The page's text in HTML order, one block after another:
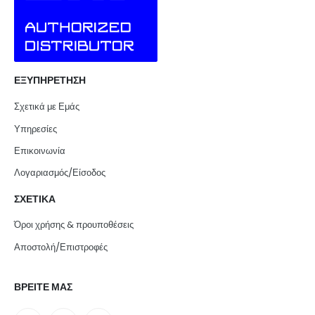
ΕΞΥΠΗΡΕΤΗΣΗ
Σχετικά με Εμάς
Υπηρεσίες
Επικοινωνία
Λογαριασμός/Είσοδος
ΣΧΕΤΙΚΑ
Όροι χρήσης & προυποθέσεις
Αποστολή/Επιστροφές
ΒΡΕΙΤΕ ΜΑΣ